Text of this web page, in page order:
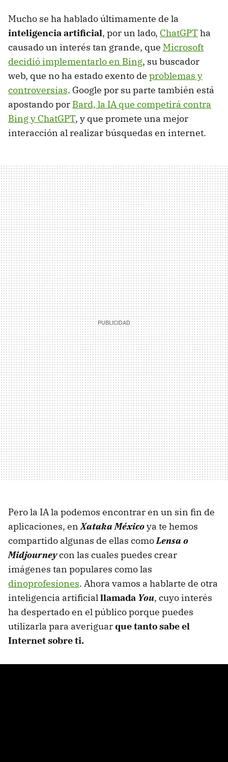
Mucho se ha hablado últimamente de la
inteligencia artificial, por un lado, ChatGPTha
causado un interés tan grande, que Microsoft
decidió implementarlo en Bing, su buscador
web, que no ha estado exento de problemas y
controversias. Google por su parte también está
apostando por Bard, la IA que competirá contra
Bing y ChatGPT, y que promete una mejor
interacción al realizar búsquedas en internet.
Pero la IA la podemos encontrar en un sin fin de
aplicaciones, enXataka Méxicoya te hemos
compartido algunas de ellas comoLensa o
Midjourneycon las cuales puedes crear
imágenes tan populares como las
dinoprofesiones. Ahora vamos a hablarte de otra
inteligencia artificialllamada You, cuyo interés
ha despertado en el público porque puedes
utilizarla para averiguarque tanto sabe el
Internet sobre ti.